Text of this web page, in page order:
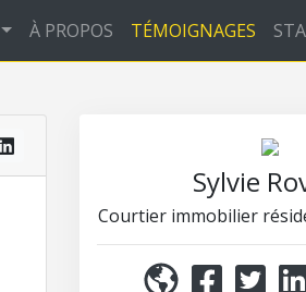
À PROPOS TÉMOIGNAGES
Sylvie
Courtier immobilier